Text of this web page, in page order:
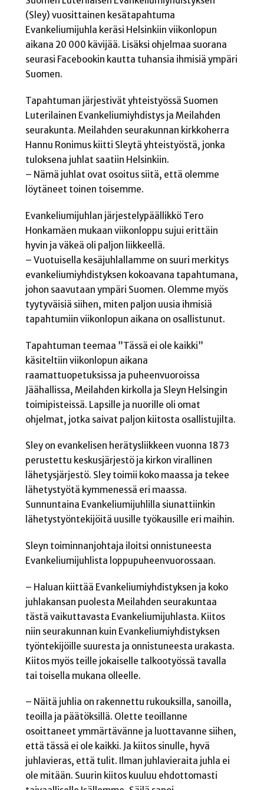
(Sley) vuosittainen kesätapahtuma
Evankeliumijuhla keräsi Helsinkiin viikonlopun
aikana 20 000 kävijää. Lisäksi ohjelmaa suorana
seurasi Facebookin kautta tuhansia ihmisiä ympäri
Suomen.
Tapahtuman järjestivät yhteistyössä Suomen
Luterilainen Evankeliumiyhdistys ja Meilahden
seurakunta. Meilahden seurakunnan kirkkoherra
Hannu Ronimus kiitti Sleytä yhteistyöstä, jonka
tuloksena juhlat saatiin Helsinkiin.
– Nämä juhlat ovat osoitus siitä, että olemme
löytäneet toinen toisemme.
Evankeliumijuhlan järjestelypäällikkö Tero
Honkamäen mukaan viikonloppu sujui erittäin
hyvin ja väkeä oli paljon liikkeellä.
– Vuotuisella kesäjuhlallamme on suuri merkitys
evankeliumiyhdistyksen kokoavana tapahtumana,
johon saavutaan ympäri Suomen. Olemme myös
tyytyväisiä siihen, miten paljon uusia ihmisiä
tapahtumiin viikonlopun aikana on osallistunut.
Tapahtuman teemaa ”Tässä ei ole kaikki”
käsiteltiin viikonlopun aikana
raamattuopetuksissa ja puheenvuoroissa
Jäähallissa, Meilahden kirkolla ja Sleyn Helsingin
toimipisteissä. Lapsille ja nuorille oli omat
ohjelmat, jotka saivat paljon kiitosta osallistujilta.
Sley on evankelisen herätysliikkeen vuonna 1873
perustettu keskusjärjestö ja kirkon virallinen
lähetysjärjestö. Sley toimii koko maassa ja tekee
lähetystyötä kymmenessä eri maassa.
Sunnuntaina Evankeliumijuhlilla siunattiinkin
lähetystyöntekijöitä uusille työkausille eri maihin.
Sleyn toiminnanjohtaja iloitsi onnistuneesta
Evankeliumijuhlista loppupuheenvuorossaan.
– Haluan kiittää Evankeliumiyhdistyksen ja koko
juhlakansan puolesta Meilahden seurakuntaa
tästä vaikuttavasta Evankeliumijuhlasta. Kiitos
niin seurakunnan kuin Evankeliumiyhdistyksen
työntekijöille suuresta ja onnistuneesta urakasta.
Kiitos myös teille jokaiselle talkootyössä tavalla
tai toisella mukana olleelle.
– Näitä juhlia on rakennettu rukouksilla, sanoilla,
teoilla ja päätöksillä. Olette teoillanne
osoittaneet ymmärtävänne ja luottavanne siihen,
että tässä ei ole kaikki. Ja kiitos sinulle, hyvä
juhlavieras, että tulit. Ilman juhlavieraita juhla ei
ole mitään. Suurin kiitos kuuluu ehdottomasti